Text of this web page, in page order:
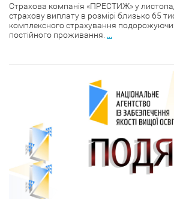
Страхова компанія «ПРЕСТИЖ» у
страхову виплату в розмірі близько 65
комплексного страхування
постійного проживання. ...